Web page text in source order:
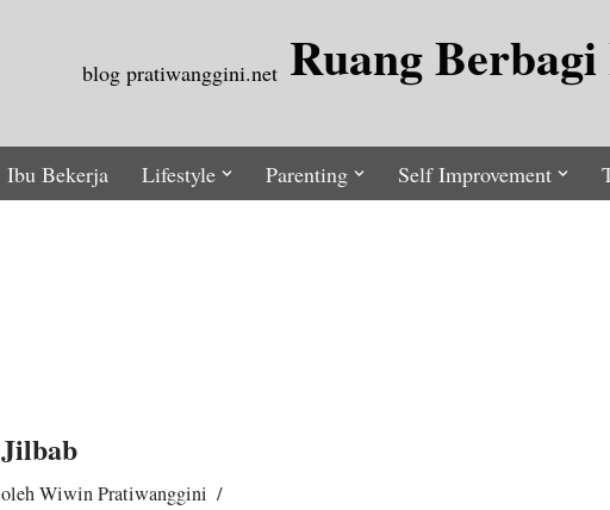
Ruang
Ibu Bekerja Lifestyle Parenting Self Improvement
Jilbab
olehWiwin Pratiwanggini